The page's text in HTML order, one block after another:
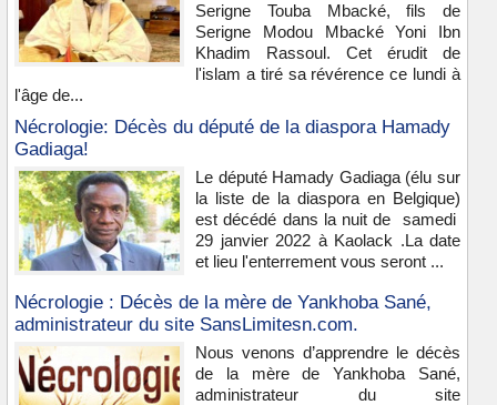
Serigne Touba Mbacké, fils de
Serigne Modou Mbacké Yoni Ibn
Khadim Rassoul. Cet érudit de
l'islam a tiré sa révérence ce lundi à
l'âge de...
Nécrologie: Décès du député de la diaspora Hamady
Gadiaga!
Le député Hamady Gadiaga (élu sur
la liste de la diaspora en Belgique)
est décédé dans la nuit de samedi
29 janvier 2022 à Kaolack .La date
et lieu l'enterrement vous seront ...
Nécrologie : Décès de la mère de Yankhoba Sané,
administrateur du site SansLimitesn.com.
Nous venons d’apprendre le décès
de la mère de Yankhoba Sané,
administrateur du site